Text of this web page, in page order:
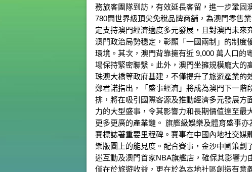
務旅客團隊到訪，有效延長客留，進一步鞏固
780間世界級頂尖免稅品牌商舖，為澳門零售
定支持澳門經濟適度多元發展，且對澳門未來
澳門政治局勢穩定，彰顯「一國兩制」的制度
環境。其次，澳門背靠擁有近 9,000 萬人口的
場保持緊密聯繫。此外，澳門坐擁規模龐大的
珠澳大橋等政府基建，不僅提升了旅遊產業的
鄭君諾指出，「盛事經濟」將成為澳門下一階
排，將在吸引國際客源及推動經濟多元發展方
力的大型盛事，令其影響力和長期價值達至
更多更廣的產業鏈。 旗艦級娛樂及體育盛事
賽標誌著重要里程碑。賽事在中國內地社交媒
樂版圖上的能見度。配合賽事，金沙中國策劃
迷互動及澳門首家NBA旗艦店，確保其影響
僅在於旅遊收益，更在於為本地社區創造有意